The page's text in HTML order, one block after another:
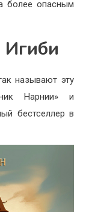
более опасным
Игиби
называют эту
Нарнии» и
бестселлер в